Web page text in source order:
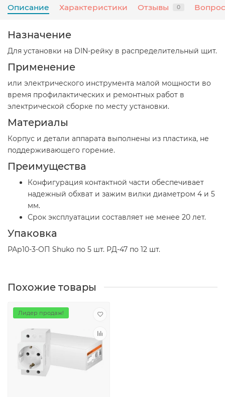
Описание Характеристики Отзывы 0
Назначение
Для установки на DIN-рейку в распределительный щит.
Применение
или электрического инструмента малой мощности во
время профилактических и ремонтных работ в
электрической сборке по месту установки.
Материалы
Корпус и детали аппарата выполнены из пластика, не
поддерживающего горение.
Преимущества
Конфигурация контактной части обеспечивает
надежный обхват и зажим вилки диаметром 4 и 5
мм.
Срок эксплуатации составляет не менее 20 лет.
Упаковка
РАр10-3-ОП Shuko по 5 шт. РД-47 по 12 шт.
Похожие товары
Лидер продаж!